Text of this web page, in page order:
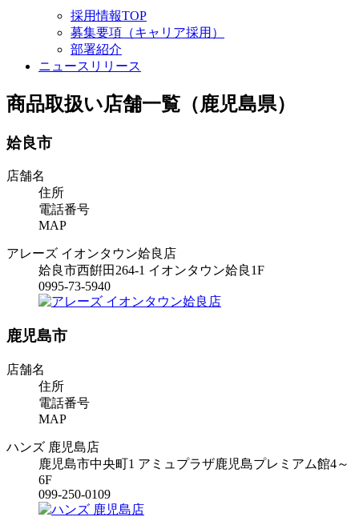
採用情報TOP
募集要項（キャリア採用）
部署紹介
ニュースリリース
商品取扱い店舗一覧（鹿児島県）
姶良市
店舗名
住所
電話番号
MAP
アレーズ イオンタウン姶良店
姶良市西餠田264-1 イオンタウン姶良1F
0995-73-5940
鹿児島市
店舗名
住所
電話番号
MAP
ハンズ 鹿児島店
鹿児島市中央町1 アミュプラザ鹿児島プレミアム館4～
6F
099-250-0109